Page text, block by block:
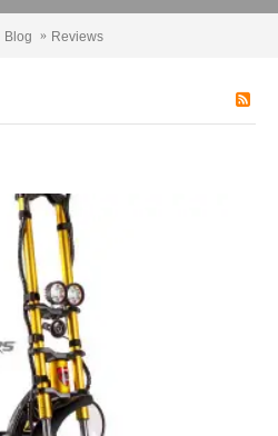
Blog Reviews